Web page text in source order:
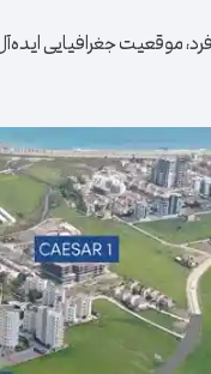
موقعیت جغرافیایی ایده‌آل